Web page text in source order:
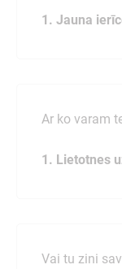
1. Jauna
Ar ko varam
1. Lietotnes
Vai tu zini